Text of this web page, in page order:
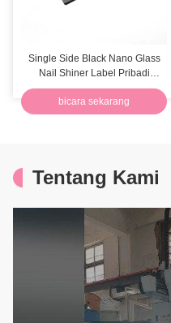
Single Side Black Nano Glass
Nail Shiner Label Pribadi
Crystal Filer Dengan Kasus Kulit
bicara sekarang
Tentang Kami